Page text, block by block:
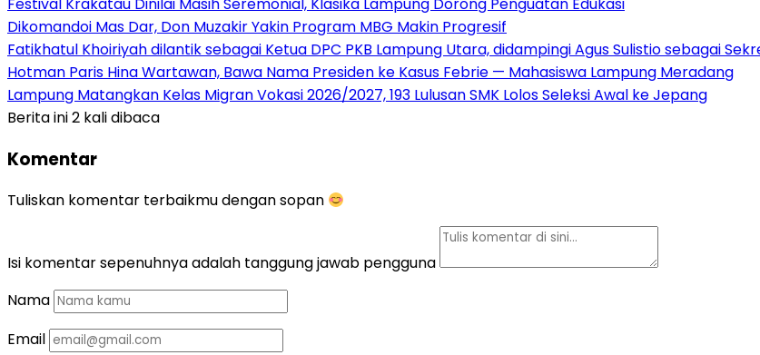
Dikomandoi Mas Dar, Don Muzakir Yakin Program MBG Makin Progresif
Fatikhatul Khoiriyah dilantik sebagai Ketua DPC PKB Lampung Utara, didampingi Agus Sulistio sebagai
Hotman Paris Hina Wartawan, Bawa Nama Presiden ke Kasus Febrie — Mahasiswa Lampung Meradang
Lampung Matangkan Kelas Migran Vokasi 2026/2027, 193 Lulusan SMK Lolos Seleksi Awal ke Jepang
Berita ini 2 kali dibaca
Komentar
Tuliskan komentar terbaikmu dengan sopan
Isi komentar sepenuhnya adalah tanggung jawab pengguna
Nama
Email